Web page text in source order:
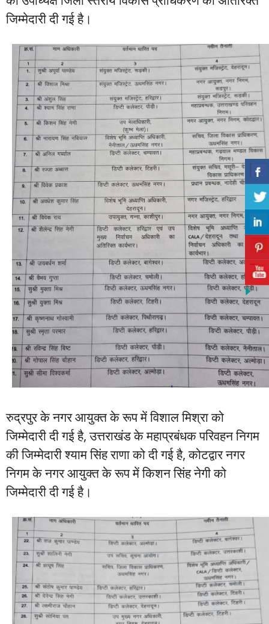
जिम्मेदारी दी गई है।
रुद्रपुर के नगर आयुक्त के रूप में विशाल मिश्रा को
जिम्मेदारी दी गई है, उत्तराखंड के महाप्रबंधक परिवहन निगम
की जिम्मेदारी श्याम सिंह राणा को दी गई है, कोटद्वार नगर
निगम के नगर आयुक्त के रूप में किशन सिंह नेगी को
जिम्मेदारी दी गई है।